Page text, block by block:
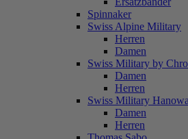
Spinnaker
Swiss Alpine Military
Herren
Damen
Swiss Military by
Damen
Herren
Swiss Military Hanowa
Damen
Herren